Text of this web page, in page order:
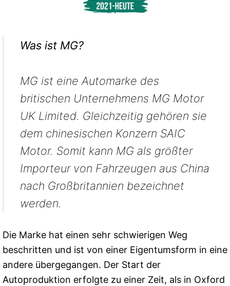
Was ist MG?
MG ist eine Automarke des
britischen Unternehmens MG Motor
UK Limited. Gleichzeitig gehören sie
dem chinesischen Konzern SAIC
Motor. Somit kann MG als größter
Importeur von Fahrzeugen aus China
nach Großbritannien bezeichnet
werden.
Die Marke hat einen sehr schwierigen Weg
beschritten und ist von einer Eigentumsform in eine
andere übergegangen. Der Start der
Autoproduktion erfolgte zu einer Zeit, als in Oxford